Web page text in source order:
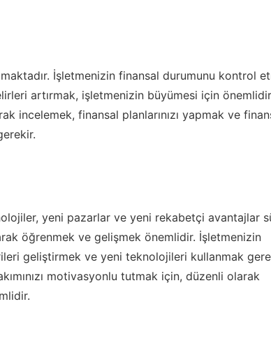
İşletmenizin finansal durumunu kontrol
artırmak, işletmenizin büyümesi için
incelemek, finansal planlarınızı yapmak ve
yeni pazarlar ve yeni rekabetçi avantajlar
öğrenmek ve gelişmek önemlidir. İşletmenizin
geliştirmek ve yeni teknolojileri kullanmak
motivasyonlu tutmak için, düzenli olarak